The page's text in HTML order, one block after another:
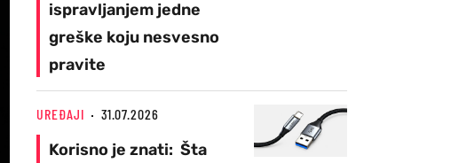
ispravljanjem jedne
greške koju nesvesno
pravite
UREĐAJI 31.07.2026
Korisno je znati: Šta